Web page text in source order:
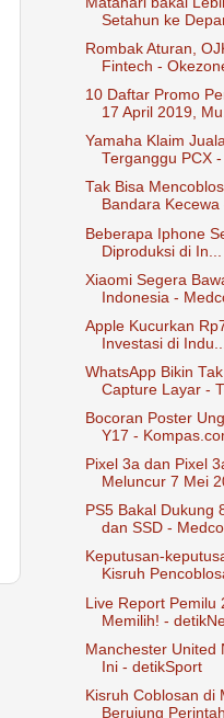
Setahun ke
Rombak Aturan,
Fintech -
10 Daftar Promo
17 April 2019,
Yamaha Klaim
Terganggu PCX
Tak Bisa
Bandara Kecewa
Beberapa Iphone
Diproduksi di In...
Xiaomi Segera
Indonesia -
Apple Kucurkan
Investasi di Indu...
WhatsApp Bikin
Capture Layar -
Bocoran Poster
Y17 -
Pixel 3a dan Pixel
Meluncur 7 Mei
PS5 Bakal Dukung
dan SSD -
Keputusan-
Kisruh
Live Report Pemilu
Memilih! -
Manchester United
Ini - detikSport
Kisruh Coblosan di
Berujung Perintah